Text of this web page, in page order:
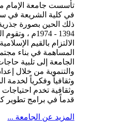
تأسست جامعة الإمام
ذلك الحين بصورة
1394 - 1974م
الالتزام بالقيم
المساهمة في بناء
الجامعة إلى تلبية
والتنموية من خلال
وثقافياً وفكرياً لخدمة
وثقافية تخدم
قدماً في برامج تطوير
المزيد عن الجامعة ...